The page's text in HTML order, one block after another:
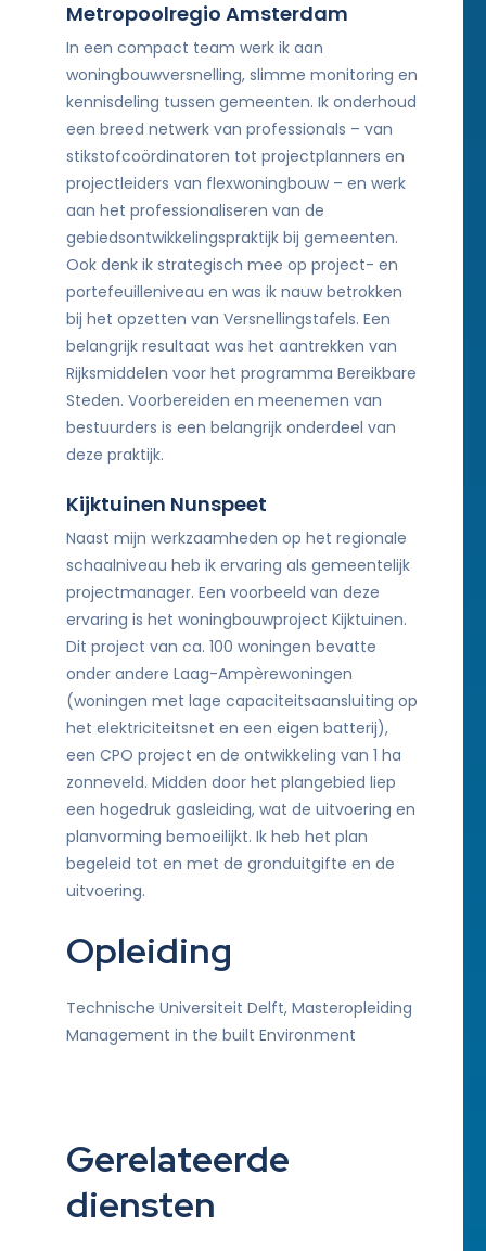
Metropoolregio Amsterdam
In een compact team werk ik aan
woningbouwversnelling, slimme monitoring en
kennisdeling tussen gemeenten. Ik onderhoud
een breed netwerk van professionals – van
stikstofcoördinatoren tot projectplanners en
projectleiders van flexwoningbouw – en werk
aan het professionaliseren van de
gebiedsontwikkelingspraktijk bij gemeenten.
Ook denk ik strategisch mee op project- en
portefeuilleniveau en was ik nauw betrokken
bij het opzetten van Versnellingstafels. Een
belangrijk resultaat was het aantrekken van
Rijksmiddelen voor het programma Bereikbare
Steden. Voorbereiden en meenemen van
bestuurders is een belangrijk onderdeel van
deze praktijk.
Kijktuinen Nunspeet
Naast mijn werkzaamheden op het regionale
schaalniveau heb ik ervaring als gemeentelijk
projectmanager. Een voorbeeld van deze
ervaring is het woningbouwproject Kijktuinen.
Dit project van ca. 100 woningen bevatte
onder andere Laag-Ampèrewoningen
(woningen met lage capaciteitsaansluiting op
het elektriciteitsnet en een eigen batterij),
een CPO project en de ontwikkeling van 1 ha
zonneveld. Midden door het plangebied liep
een hogedruk gasleiding, wat de uitvoering en
planvorming bemoeilijkt. Ik heb het plan
begeleid tot en met de gronduitgifte en de
uitvoering.
Opleiding
Technische Universiteit Delft, Masteropleiding
Management in the built Environment
Gerelateerde
diensten